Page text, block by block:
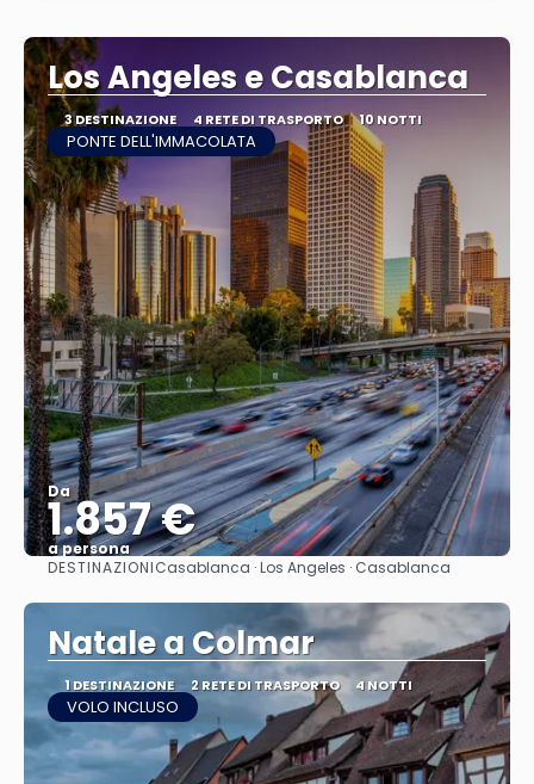
Los Angeles e Casablanca
3 DESTINAZIONE 4 RETE DI TRASPORTO 10 NOTTI
PONTE DELL'IMMACOLATA
Da
1.857 €
a persona
Vedere
DESTINAZIONICasablanca · Los Angeles · Casablanca
Natale a Colmar
1 DESTINAZIONE 2 RETE DI TRASPORTO 4 NOTTI
VOLO INCLUSO